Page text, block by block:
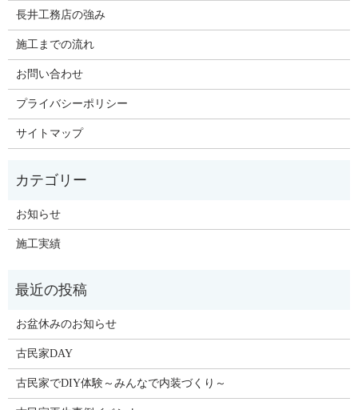
長井工務店の強み
施工までの流れ
お問い合わせ
プライバシーポリシー
サイトマップ
お知らせ
施工実績
お盆休みのお知らせ
古民家DAY
古民家でDIY体験～みんなで内装づくり～